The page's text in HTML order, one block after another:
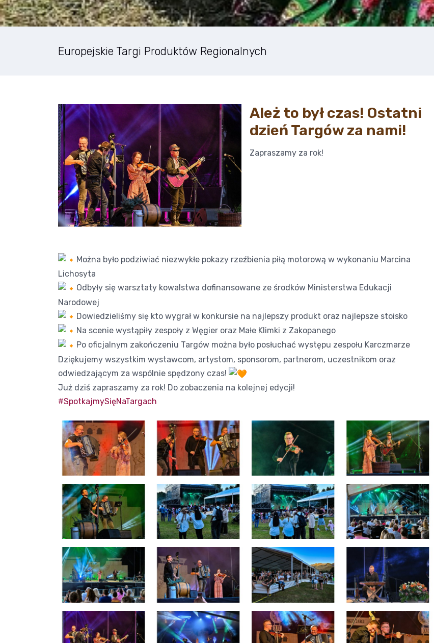
Europejskie Targi Produktów Regionalnych
Ależ to był czas! Ostatni
dzień Targów za nami!
Zapraszamy za rok!
Można było podziwiać niezwykłe pokazy rzeźbienia piłą motorową w wykonaniu Marcina
Lichosyta
Odbyły się warsztaty kowalstwa dofinansowane ze środków Ministerstwa Edukacji
Narodowej
Dowiedzieliśmy się kto wygrał w konkursie na najlepszy produkt oraz najlepsze stoisko
Na scenie wystąpiły zespoły z Węgier oraz Małe Klimki z Zakopanego
Po oficjalnym zakończeniu Targów można było posłuchać występu zespołu Karczmarze
Dziękujemy wszystkim wystawcom, artystom, sponsorom, partnerom, uczestnikom oraz
odwiedzającym za wspólnie spędzony czas!
Już dziś zapraszamy za rok! Do zobaczenia na kolejnej edycji!
#SpotkajmySięNaTargach